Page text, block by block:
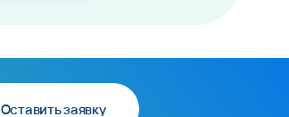
Оставить заявку